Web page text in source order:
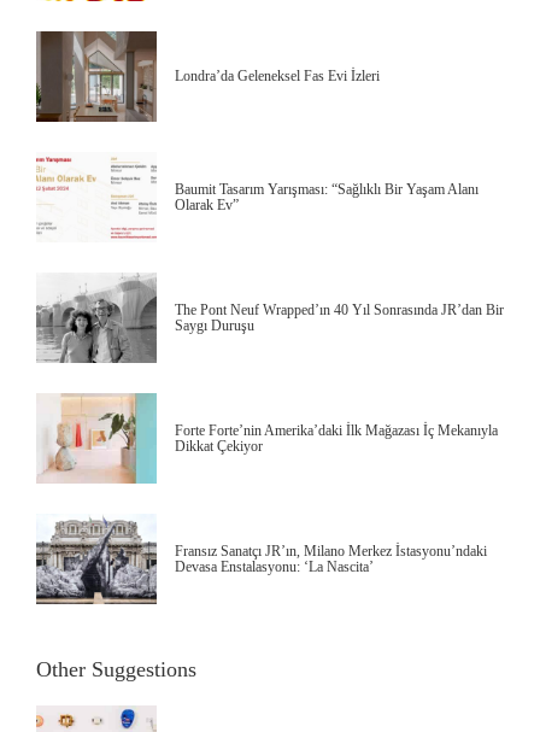
Londra’da Geleneksel Fas Evi İzleri
Baumit Tasarım Yarışması: “Sağlıklı Bir Yaşam Alanı
Olarak Ev”
The Pont Neuf Wrapped’ın 40 Yıl Sonrasında JR’dan Bir
Saygı Duruşu
Forte Forte’nin Amerika’daki İlk Mağazası İç Mekanıyla
Dikkat Çekiyor
Fransız Sanatçı JR’ın, Milano Merkez İstasyonu’ndaki
Devasa Enstalasyonu: ‘La Nascita’
Other Suggestions